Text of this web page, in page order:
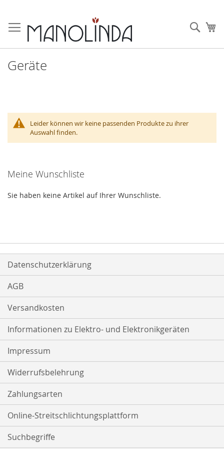
Inhalt
springen
Geräte
Leider können wir keine passenden Produkte zu ihrer
Auswahl finden.
Meine Wunschliste
Sie haben keine Artikel auf Ihrer Wunschliste.
Datenschutzerklärung
AGB
Versandkosten
Informationen zu Elektro- und Elektronikgeräten
Impressum
Widerrufsbelehrung
Zahlungsarten
Online-Streitschlichtungsplattform
Suchbegriffe